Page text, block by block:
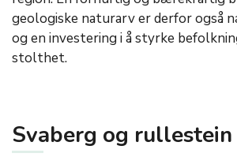
geologiske naturarv er derfor også
og en investering i å styrke
stolthet.
Svaberg og rullestein